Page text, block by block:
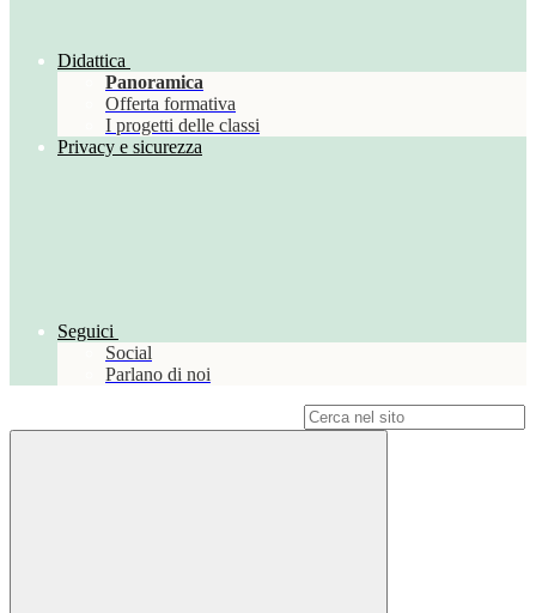
Didattica
Panoramica
Offerta formativa
I progetti delle classi
Privacy e sicurezza
Seguici
Social
Parlano di noi